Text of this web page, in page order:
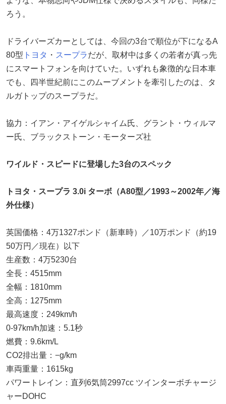
ろう。
ドライバーズカーとしては、今回の3台で順位が下になるA
80型 トヨタ ・ スープラだが、取材中は多くの若者が真っ先
にスマートフォンを向けていた。いずれも象徴的な日本車
でも、四半世紀前にこのムーブメントを牽引したのは、タ
ルガトップのスープラだ。
協力：イアン・アイゲルシャイム氏、グラント・ウィルマ
ー氏、ブラックストーン・モーターズ社
ワイルド・スピードに登場した3台のスペック
トヨタ・スープラ 3.0i ターボ（A80型／1993～2002年／海
外仕様）
英国価格：4万1327ポンド（新車時）／10万ポンド（約19
50万円／現在）以下
生産数：4万5230台
全長：4515mm
全幅：1810mm
全高：1275mm
最高速度：249km/h
0-97km/h加速：5.1秒
燃費：9.6km/L
CO2排出量：−g/km
車両重量：1615kg
パワートレイン：直列6気筒2997cc ツインターボチャージ
ャーDOHC